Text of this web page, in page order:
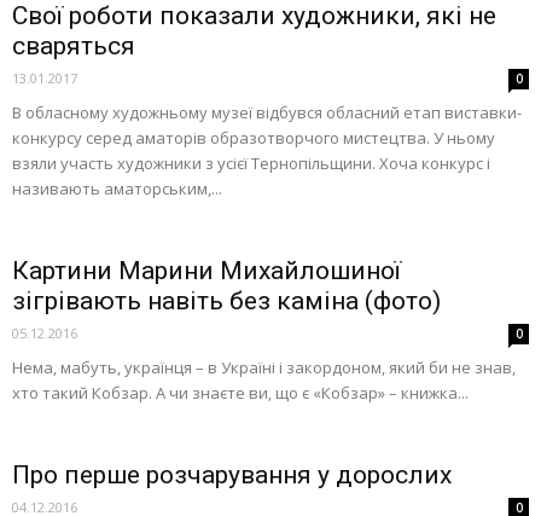
Свої роботи показали художники, які не
сваряться
13.01.2017 0
В обласному художньому музеї відбувся обласний етап виставки-
конкурсу серед аматорів образотворчого мистецтва. У ньому
взяли участь художники з усієї Тернопільщини. Хоча конкурс і
називають аматорським,...
Картини Марини Михайлошиної
зігрівають навіть без каміна (фото)
05.12.2016 0
Нема, мабуть, українця – в Україні і закордоном, який би не знав,
хто такий Кобзар. А чи знаєте ви, що є «Кобзар» – книжка...
Про перше розчарування у дорослих
04.12.2016 0